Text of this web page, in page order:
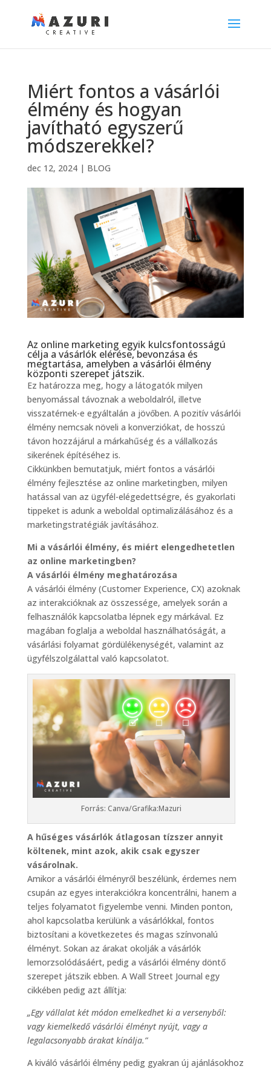
Miért fontos a vásárlói
élmény és hogyan
javítható egyszerű
módszerekkel?
dec 12, 2024| BLOG
Az online marketing egyik kulcsfontosságú
célja a vásárlók elérése, bevonzása és
megtartása, amelyben a vásárlói élmény
központi szerepet játszik.
Ez határozza meg, hogy a látogatók milyen
benyomással távoznak a weboldalról, illetve
visszatérnek-e egyáltalán a jövőben. A pozitív vásárlói
élmény nemcsak növeli a konverziókat, de hosszú
távon hozzájárul a márkahűség és a vállalkozás
sikerének építéséhez is.
Cikkünkben bemutatjuk, miért fontos a vásárlói
élmény fejlesztése az online marketingben, milyen
hatással van az ügyfél-elégedettségre, és gyakorlati
tippeket is adunk a weboldal optimalizálásához és a
marketingstratégiák javításához.
Mi a vásárlói élmény, és miért elengedhetetlen
az online marketingben?
A vásárlói élmény meghatározása
A vásárlói élmény (Customer Experience, CX) azoknak
az interakcióknak az összessége, amelyek során a
felhasználók kapcsolatba lépnek egy márkával. Ez
magában foglalja a weboldal használhatóságát, a
vásárlási folyamat gördülékenységét, valamint az
ügyfélszolgálattal való kapcsolatot.
Forrás: Canva/Grafika:Mazuri
A hűséges vásárlók átlagosan tízszer annyit
költenek, mint azok, akik csak egyszer
vásárolnak.
Amikor a vásárlói élményről beszélünk, érdemes nem
csupán az egyes interakciókra koncentrálni, hanem a
teljes folyamatot figyelembe venni. Minden ponton,
ahol kapcsolatba kerülünk a vásárlókkal, fontos
biztosítani a következetes és magas színvonalú
élményt. Sokan az árakat okolják a vásárlók
lemorzsolódásáért, pedig a vásárlói élmény döntő
szerepet játszik ebben. A Wall Street Journal egy
cikkében pedig azt állítja:
„Egy vállalat két módon emelkedhet ki a versenyből:
vagy kiemelkedő vásárlói élményt nyújt, vagy a
legalacsonyabb árakat kínálja.”
A kiváló vásárlói élmény pedig gyakran új ajánlásokhoz